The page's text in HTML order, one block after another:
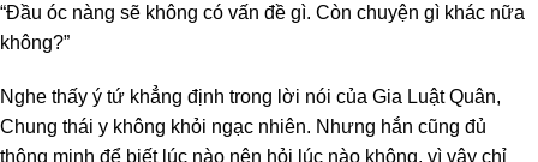
“Đầu óc nàng sẽ không có vấn đề gì. Còn chuyện gì khác nữa
không?”
Nghe thấy ý tứ khẳng định trong lời nói của Gia Luật Quân,
Chung thái y không khỏi ngạc nhiên. Nhưng hắn cũng đủ
thông minh để biết lúc nào nên hỏi lúc nào không, vì vậy chỉ